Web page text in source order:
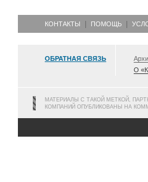
КОНТАКТЫ ПОМОЩЬ
ОБРАТНАЯ СВЯЗЬ
О
МАТЕРИАЛЫ С ТАКОЙ МЕТКОЙ,
КОМПАНИЙ ОПУБЛИКОВАНЫ НА